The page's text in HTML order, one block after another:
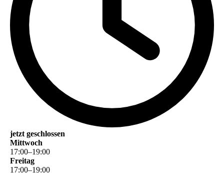
jetzt geschlossen
Mittwoch
17:00–19:00
Freitag
17:00–19:00